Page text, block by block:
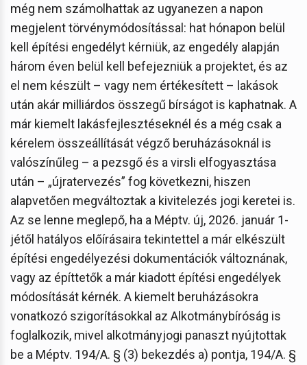
még nem számolhattak az ugyanezen a napon
megjelent törvénymódosítással: hat hónapon belül
kell építési engedélyt kérniük, az engedély alapján
három éven belül kell befejezniük a projektet, és az
el nem készült – vagy nem értékesített – lakások
után akár milliárdos összegű bírságot is kaphatnak. A
már kiemelt lakásfejlesztéseknél és a még csak a
kérelem összeállítását végző beruházásoknál is
valószínűleg – a pezsgő és a virsli elfogyasztása
után – „újratervezés” fog következni, hiszen
alapvetően megváltoztak a kivitelezés jogi keretei is.
Az se lenne meglepő, ha a Méptv. új, 2026. január 1-
jétől hatályos előírásaira tekintettel a már elkészült
építési engedélyezési dokumentációk változnának,
vagy az építtetők a már kiadott építési engedélyek
módosítását kérnék. A kiemelt beruházásokra
vonatkozó szigorításokkal az Alkotmánybíróság is
foglalkozik, mivel alkotmányjogi panaszt nyújtottak
be a Méptv. 194/A. § (3) bekezdés a) pontja, 194/A. §